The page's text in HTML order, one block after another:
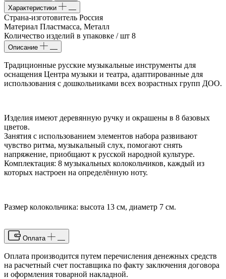
Характеристики
Страна-изготовитель Россия
Материал Пластмасса, Металл
Количество изделий в упаковке / шт 8
Описание
Традиционные русские музыкальные инструменты для
оснащения Центра музыки и театра, адаптированные для
использования с дошкольниками всех возрастных групп ДОО.
Изделия имеют деревянную ручку и окрашены в 8 базовых
цветов.
Занятия с использованием элементов набора развивают
чувство ритма, музыкальный слух, помогают снять
напряжение, приобщают к русской народной культуре.
Комплектация: 8 музыкальных колокольчиков, каждый из
которых настроен на определённую ноту.
Размер колокольчика: высота 13 см, диаметр 7 см.
Оплата
Оплата производится путем перечисления денежных средств
на расчетный счет поставщика по факту заключения договора
и оформления товарной накладной.